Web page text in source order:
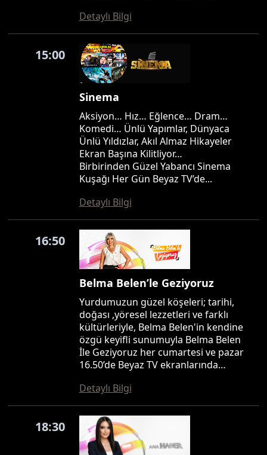
Detaylı Bilgi
15:00
Sinema
Aksiyon… Hız… Eğlence… Dram…
Komedi… Ünlü Yapımlar, Dünyaca
Ünlü Yıldızlar, Akıl Almaz Hikayeler
Ekran Başına Kilitliyor…
Birbirinden Güzel Yabancı Sinema
Kuşağı Her Gün Beyaz TV’de...
Detaylı Bilgi
16:50
Belma Belen’le Geziyoruz
Yurdumuzun güzel köşeleri; tarihi,
doğası ,yöresel lezzetleri ve farklı
kültürleriyle, Belma Belen'in kendine
özgü keyifli sunumuyla Belma Belen
İle Geziyoruz her cumartesi ve pazar
16.50’de Beyaz TV ekranlarında…
Detaylı Bilgi
18:30